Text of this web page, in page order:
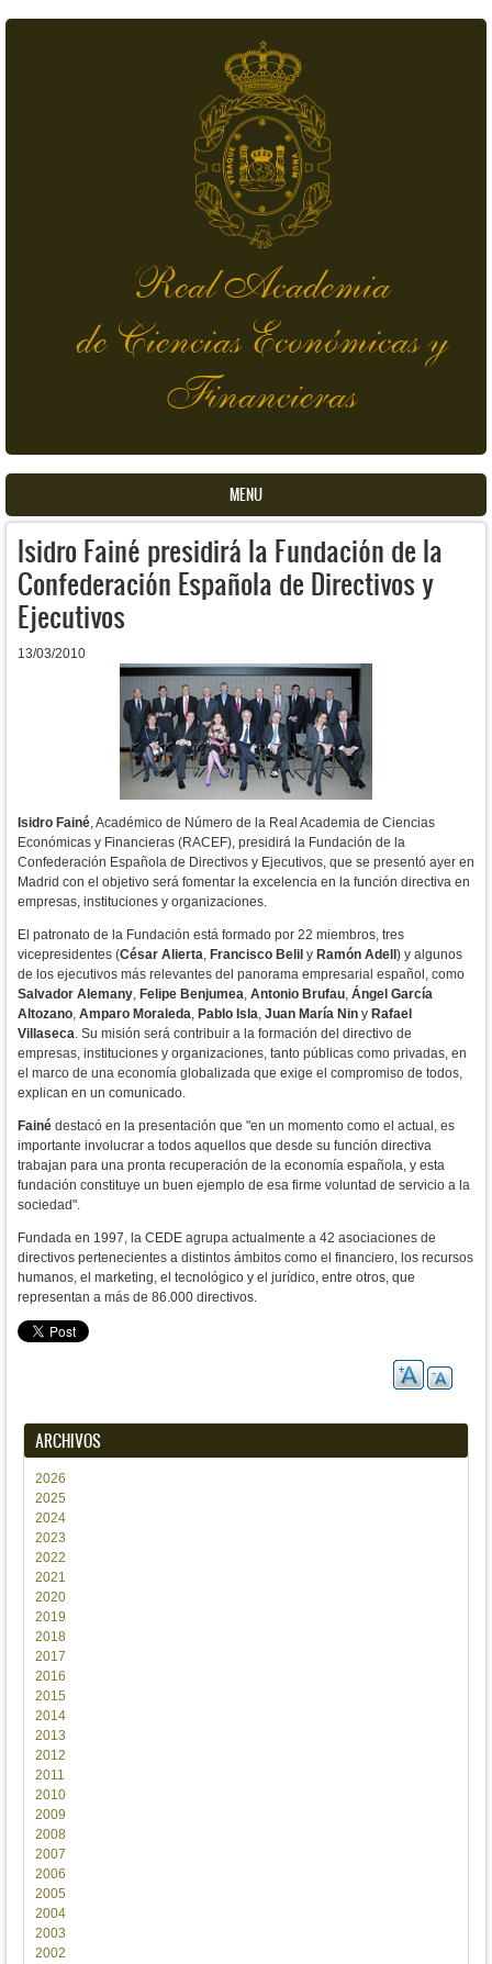
Real Academia
de Ciencias Económicas y
Financieras
MENU
Isidro Fainé presidirá la Fundación de la
Confederación Española de Directivos y
Ejecutivos
13/03/2010
Isidro Fainé, Académico de Número de la Real Academia de Ciencias
Económicas y Financieras (RACEF), presidirá la Fundación de la
Confederación Española de Directivos y Ejecutivos, que se presentó ayer en
Madrid con el objetivo será fomentar la excelencia en la función directiva en
empresas, instituciones y organizaciones.
El patronato de la Fundación está formado por 22 miembros, tres
vicepresidentes (César Alierta, Francisco Belil y Ramón Adell ) y algunos
de los ejecutivos más relevantes del panorama empresarial español, como
Salvador Alemany, Felipe Benjumea, Antonio Brufau, Ángel García
Altozano, Amparo Moraleda, Pablo Isla, Juan María Nin y Rafael
Villaseca. Su misión será contribuir a la formación del directivo de
empresas, instituciones y organizaciones, tanto públicas como privadas, en
el marco de una economía globalizada que exige el compromiso de todos,
explican en un comunicado.
Fainé destacó en la presentación que "en un momento como el actual, es
importante involucrar a todos aquellos que desde su función directiva
trabajan para una pronta recuperación de la economía española, y esta
fundación constituye un buen ejemplo de esa firme voluntad de servicio a la
sociedad".
Fundada en 1997, la CEDE agrupa actualmente a 42 asociaciones de
directivos pertenecientes a distintos ámbitos como el financiero, los recursos
humanos, el marketing, el tecnológico y el jurídico, entre otros, que
representan a más de 86.000 directivos.
ARCHIVOS
2026
2025
2024
2023
2022
2021
2020
2019
2018
2017
2016
2015
2014
2013
2012
2011
2010
2009
2008
2007
2006
2005
2004
2003
2002